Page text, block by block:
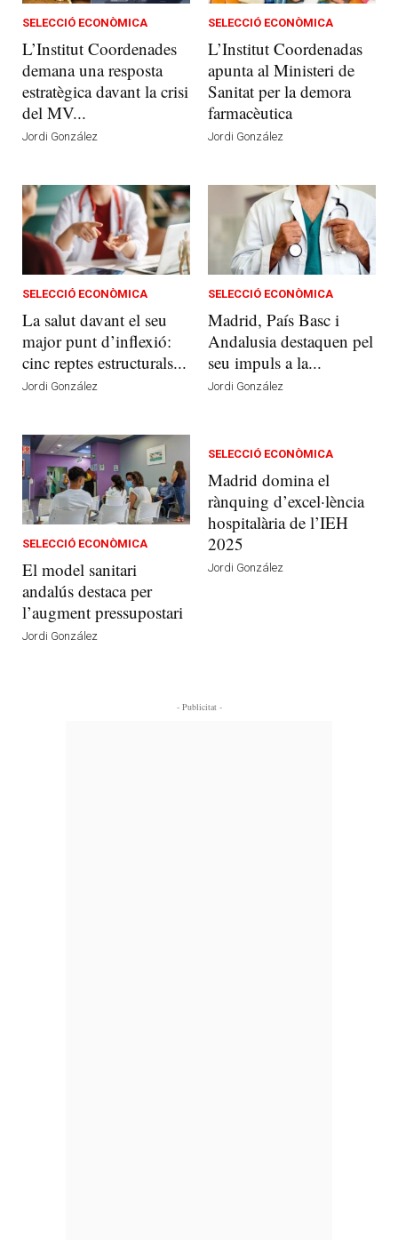
SELECCIÓ ECONÒMICA
L’Institut Coordenades
demana una resposta
estratègica davant la crisi
del MV...
Jordi González
SELECCIÓ ECONÒMICA
L’Institut Coordenadas
apunta al Ministeri de
Sanitat per la demora
farmacèutica
Jordi González
SELECCIÓ ECONÒMICA
La salut davant el seu
major punt d’inflexió:
cinc reptes estructurals...
Jordi González
SELECCIÓ ECONÒMICA
Madrid, País Basc i
Andalusia destaquen pel
seu impuls a la...
Jordi González
SELECCIÓ ECONÒMICA
El model sanitari
andalús destaca per
l’augment pressupostari
Jordi González
SELECCIÓ ECONÒMICA
Madrid domina el
rànquing d’excel·lència
hospitalària de l’IEH
2025
Jordi González
- Publicitat -